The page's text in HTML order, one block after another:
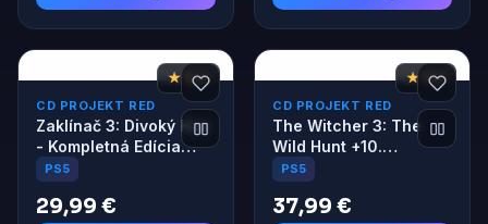
★ 9,4
CD PROJEKT RED
Zaklínač 3: Divoký Hon
- Kompletná Edícia
(anglická verzia) (PS5)
PS5
29,99 €
★ 9,2
CD PROJEKT RED
The Witcher 3: The
Wild Hunt +10.
Anniversary Steelbook
(PS5)
PS5
37,99 €